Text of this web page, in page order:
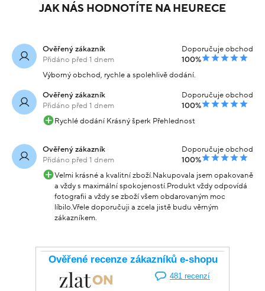
JAK NÁS HODNOTÍTE NA HEURECE
Ověřený zákazník
Přidáno před 1 dnem
Doporučuje obchod
100%
Výborný obchod, rychle a spolehlivě dodání.
Ověřený zákazník
Přidáno před 1 dnem
Doporučuje obchod
100%
Rychlé dodání Krásný šperk Přehlednost
Ověřený zákazník
Přidáno před 1 dnem
Doporučuje obchod
100%
Velmi krásné a kvalitní zboží.Nakupovala jsem opakovaně
a vždy s maximální spokojeností.Produkt vždy odpovídá
fotografii a vždy se zboží všem obdarovaným moc
líbilo.Vřele doporučuji a zcela jistě budu věrným
zákazníkem.